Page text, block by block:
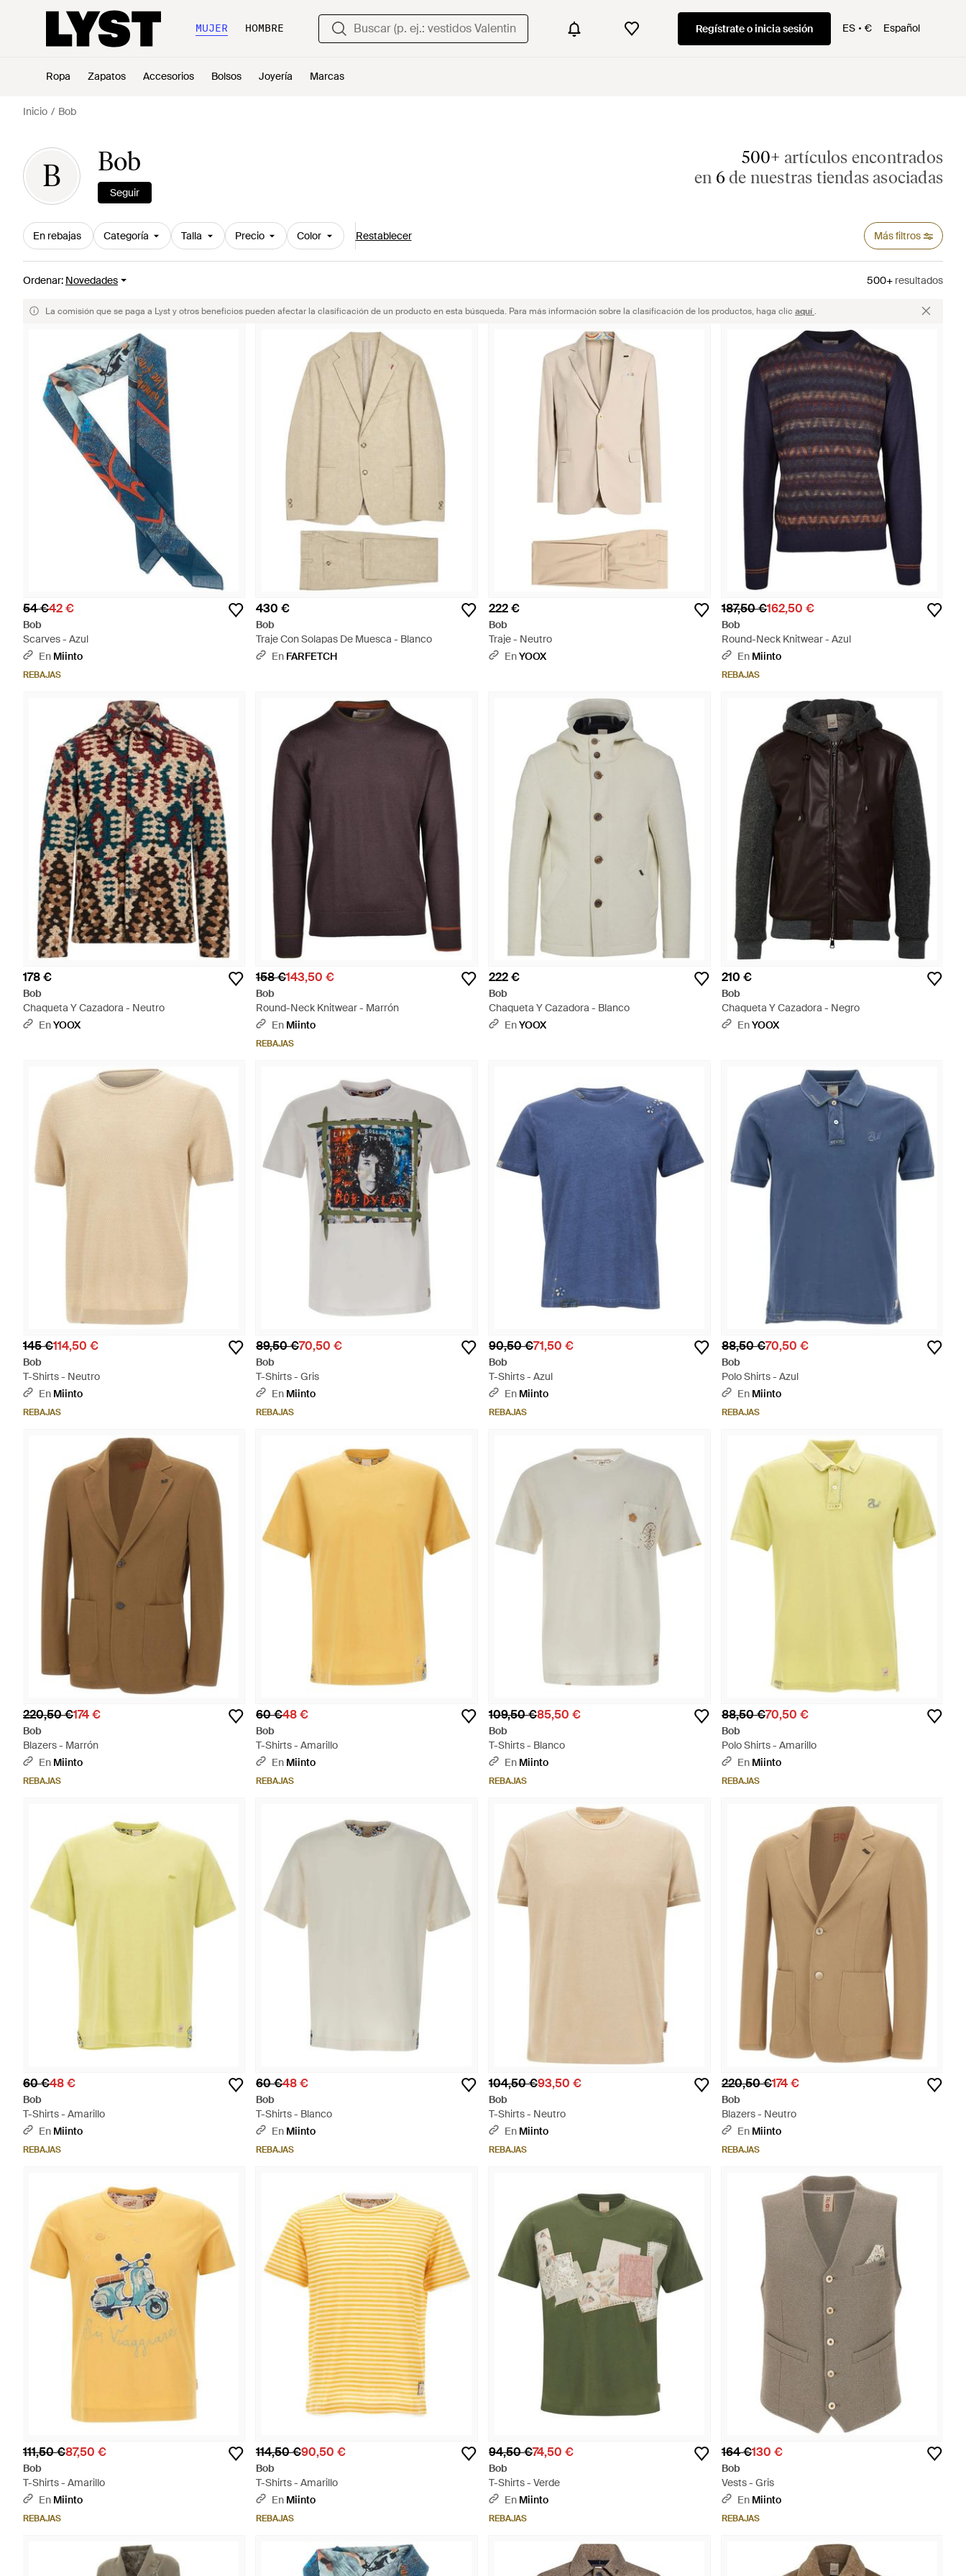
MUJER HOMBRE Regístrate o inicia sesión ES € Español
Ropa Zapatos Accesorios Bolsos Joyería Marcas
Inicio Bob
B Bob
Seguir
500+ artículos encontrados
en 6 de nuestras tiendas asociadas
En rebajas Categoría Talla Precio Color Restablecer Más filtros
Ordenar: Novedades 500+ resultados
La comisión que se paga a Lyst y otros beneficios pueden afectar la clasificación de un producto en esta búsqueda. Para más información sobre la clasificación de los productos, haga clic aquí.
54 €42 €
Bob
Scarves - Azul
En Miinto
REBAJAS
430 €
Bob
Traje Con Solapas De Muesca - Blanco
En FARFETCH
222 €
Bob
Traje - Neutro
EnYOOX
187,50 €162,50 €
Bob
Round-Neck Knitwear - Azul
En Miinto
REBAJAS
178 €
Bob
Chaqueta Y Cazadora - Neutro
EnYOOX
158 €143,50 €
Bob
Round-Neck Knitwear - Marrón
En Miinto
REBAJAS
222 €
Bob
Chaqueta Y Cazadora - Blanco
EnYOOX
210 €
Bob
Chaqueta Y Cazadora - Negro
EnYOOX
145 €114,50 €
Bob
T-Shirts - Neutro
En Miinto
REBAJAS
89,50 €70,50 €
Bob
T-Shirts - Gris
En Miinto
REBAJAS
90,50 €71,50 €
Bob
T-Shirts - Azul
En Miinto
REBAJAS
88,50 €70,50 €
Bob
Polo Shirts - Azul
En Miinto
REBAJAS
220,50 €174 €
Bob
Blazers - Marrón
En Miinto
REBAJAS
60 €48 €
Bob
T-Shirts - Amarillo
En Miinto
REBAJAS
109,50 €85,50 €
Bob
T-Shirts - Blanco
En Miinto
REBAJAS
88,50 €70,50 €
Bob
Polo Shirts - Amarillo
En Miinto
REBAJAS
60 €48 €
Bob
T-Shirts - Amarillo
En Miinto
REBAJAS
60 €48 €
Bob
T-Shirts - Blanco
En Miinto
REBAJAS
104,50 €93,50 €
Bob
T-Shirts - Neutro
En Miinto
REBAJAS
220,50 €174 €
Bob
Blazers - Neutro
En Miinto
REBAJAS
111,50 €87,50 €
Bob
T-Shirts - Amarillo
En Miinto
REBAJAS
114,50 €90,50 €
Bob
T-Shirts - Amarillo
En Miinto
REBAJAS
94,50 €74,50 €
Bob
T-Shirts - Verde
En Miinto
REBAJAS
164 €130 €
Bob
Vests - Gris
En Miinto
REBAJAS